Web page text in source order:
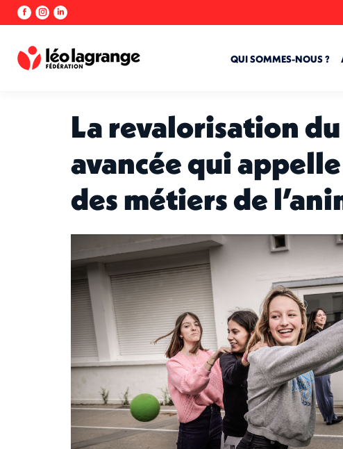
La
Facebook
s'ouvre
dans
La
Instagram
s'ouvre
dans
fenêtre
La
LinkedIn
s'ouvre
dans
fenêtre
QUI SOMMES-NOUS ?
La revalorisation
avancée qui
des métiers de